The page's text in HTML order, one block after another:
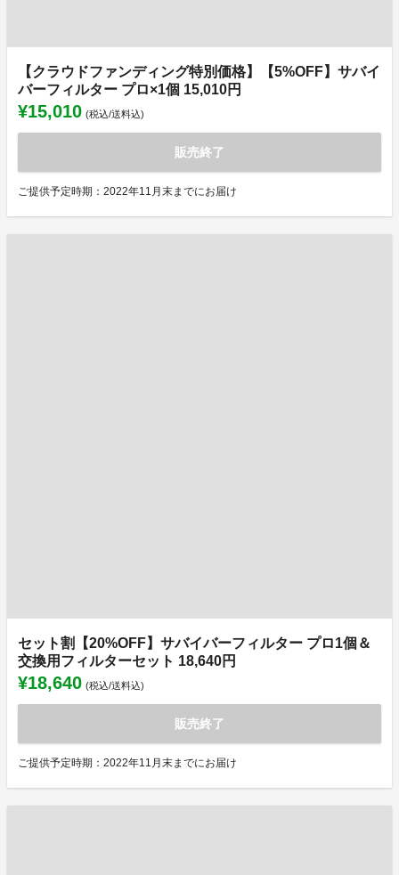
【クラウドファンディング特別価格】【5%OFF】サバイ
バーフィルター プロ×1個 15,010円
¥15,010 (税込/送料込)
販売終了
ご提供予定時期：2022年11月末までにお届け
セット割【20%OFF】サバイバーフィルター プロ1個＆
交換用フィルターセット 18,640円
¥18,640 (税込/送料込)
販売終了
ご提供予定時期：2022年11月末までにお届け